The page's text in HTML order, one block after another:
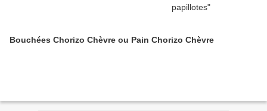
Bouchées Chorizo Chèvre ou Pain Chorizo Chèvre